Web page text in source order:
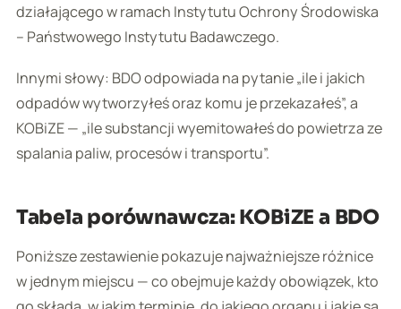
działającego w ramach Instytutu Ochrony Środowiska
– Państwowego Instytutu Badawczego.
Innymi słowy: BDO odpowiada na pytanie „ile i jakich
odpadów wytworzyłeś oraz komu je przekazałeś”, a
KOBiZE — „ile substancji wyemitowałeś do powietrza ze
spalania paliw, procesów i transportu”.
Tabela porównawcza: KOBiZE a BDO
Poniższe zestawienie pokazuje najważniejsze różnice
w jednym miejscu — co obejmuje każdy obowiązek, kto